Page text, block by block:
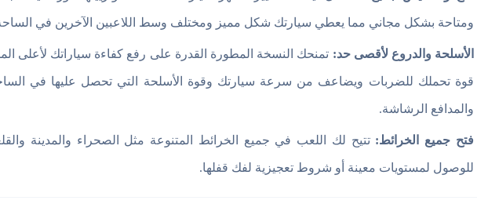
ومتاحة بشكل مجاني مما يعطي سيارتك شكل مميز ومختلف وسط اللاعبين الآخرين في
الأسلحة والدروع لأقصى حد: تمنحك النسخة المطورة القدرة على رفع كفاءة سياراتك لأعلى
قوة تحملك للضربات ويضاعف من سرعة سيارتك وقوة الأسلحة التي تحصل عليها في
والمدافع الرشاشة.
فتح جميع الخرائط: تتيح لك اللعب في جميع الخرائط المتنوعة مثل الصحراء والمدينة
للوصول لمستويات معينة أو شروط تعجيزية لفك قفلها.